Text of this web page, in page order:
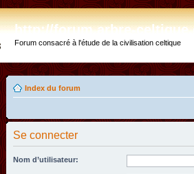
http://forum.arbre-
Forum consacré à l'étude de la civilisation celtique
Index du forum
Se connecter
Nom d’utilisateur: